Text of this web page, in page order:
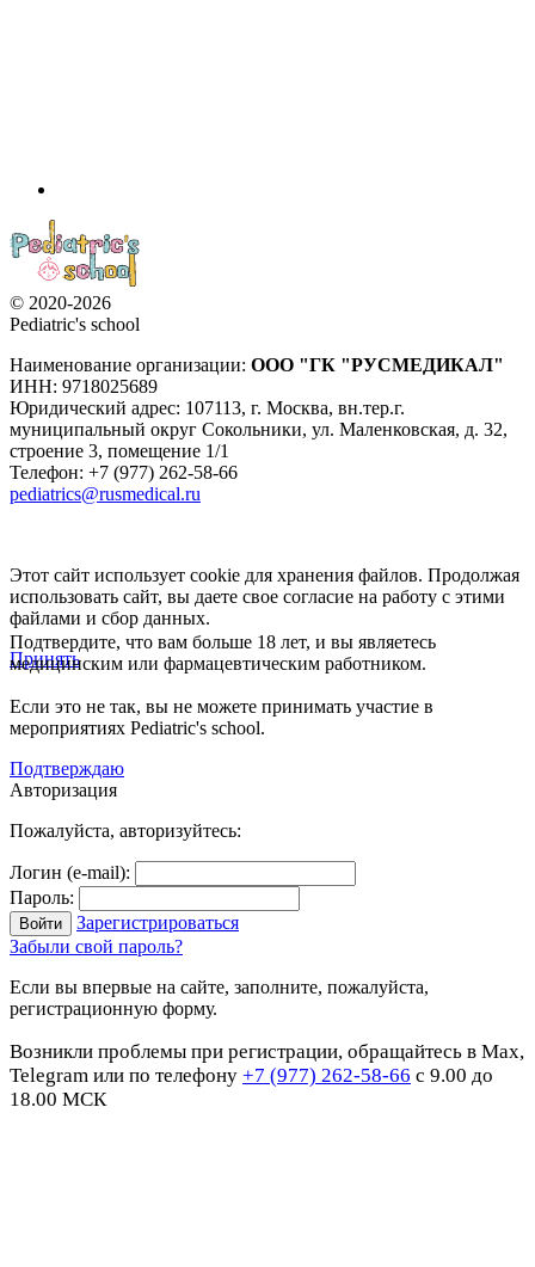
© 2020-2026
Pediatric's school
Наименование организации: ООО "ГК "РУСМЕДИКАЛ"
ИНН: 9718025689
Юридический адрес: 107113, г. Москва, вн.тер.г.
муниципальный округ Сокольники, ул. Маленковская, д. 32,
строение 3, помещение 1/1
Телефон: +7 (977) 262-58-66
pediatrics@rusmedical.ru
Этот сайт использует cookie для хранения файлов. Продолжая
использовать сайт, вы даете свое согласие на работу с этими
файлами и сбор данных.
Принять
Подтвердите, что вам больше 18 лет, и вы являетесь
медицинским или фармацевтическим работником.
Если это не так, вы не можете принимать участие в
мероприятиях Pediatric's school.
Подтверждаю
Авторизация
Пожалуйста, авторизуйтесь:
Логин (e-mail):
Пароль:
Зарегистрироваться
Забыли свой пароль?
Если вы впервые на сайте, заполните, пожалуйста,
регистрационную форму.
Возникли проблемы при регистрации, обращайтесь в Max,
Telegram или по телефону +7 (977) 262-58-66 с 9.00 до
18.00 МСК